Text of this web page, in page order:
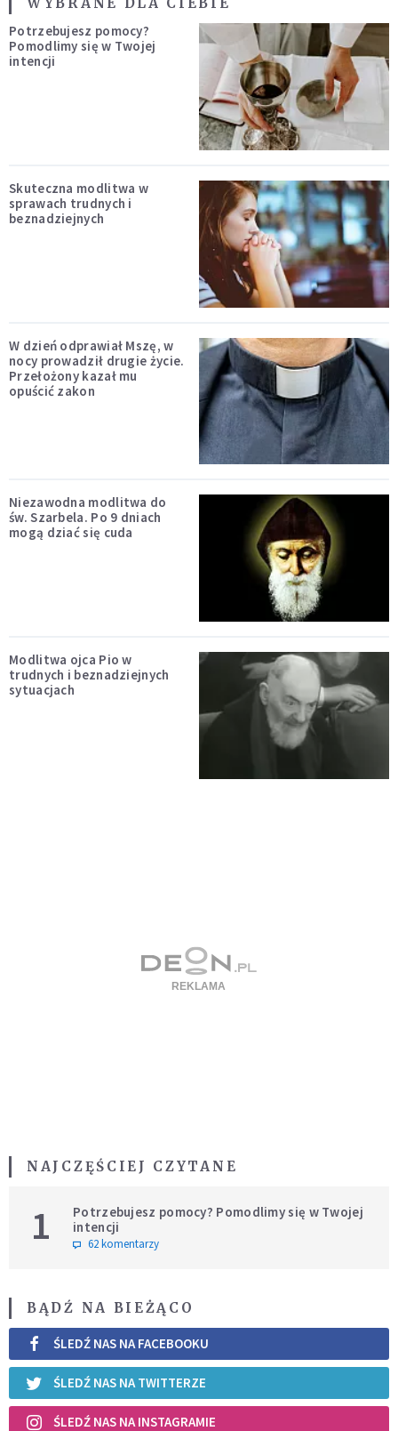
Potrzebujesz pomocy?
Pomodlimy się w Twojej
intencji
Skuteczna modlitwa w
sprawach trudnych i
beznadziejnych
W dzień odprawiał Mszę, w
nocy prowadził drugie życie.
Przełożony kazał mu
opuścić zakon
Niezawodna modlitwa do
św. Szarbela. Po 9 dniach
mogą dziać się cuda
Modlitwa ojca Pio w
trudnych i beznadziejnych
sytuacjach
NAJCZĘŚCIEJ CZYTANE
1
Potrzebujesz pomocy? Pomodlimy się w Twojej
intencji
62 komentarzy
BĄDŹ NA BIEŻĄCO
ŚLEDŹ NAS NA FACEBOOKU
ŚLEDŹ NAS NA TWITTERZE
ŚLEDŹ NAS NA INSTAGRAMIE